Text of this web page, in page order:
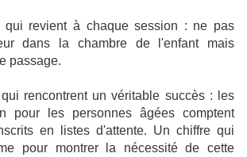
qui revient à chaque session : ne pas
dans la chambre de l'enfant mais
passage.
rencontrent un véritable succès : les
pour les personnes âgées comptent
en listes d'attente. Un chiffre qui
pour montrer la nécessité de cette